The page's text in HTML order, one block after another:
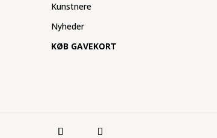
Kunstnere
Nyheder
KØB GAVEKORT